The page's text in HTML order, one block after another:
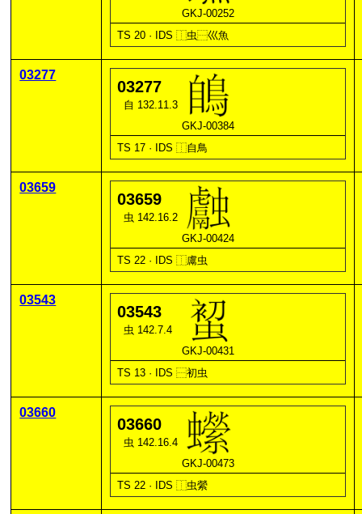
GKJ-00252
TS 20 · IDS⿰虫⿱巛魚
03277
03277
自 132.11.3
GKJ-00384
TS 17 · IDS⿰自 鳥
03659
03659
虫 142.16.2
GKJ-00424
TS 22 · IDS⿰鬳虫
03543
03543
虫 142.7.4
GKJ-00431
TS 13 · IDS⿱初虫
03660
03660
虫 142.16.4
GKJ-00473
TS 22 · IDS⿰虫縈